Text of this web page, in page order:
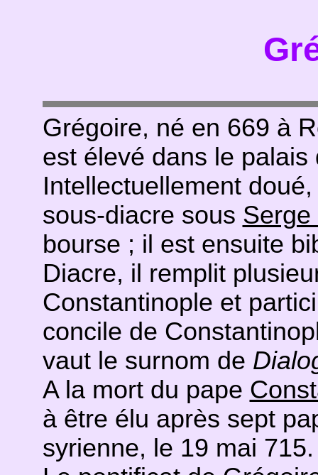
Grégoire, né en 669 à
est élevé dans le palais
Intellectuellement
sous-diacre sous
bourse ; il est ensuite
Diacre, il remplit
Constantinople et
concile de
vaut le surnom de
A la mort du pape
à être élu après sept
syrienne, le 19 mai 715.